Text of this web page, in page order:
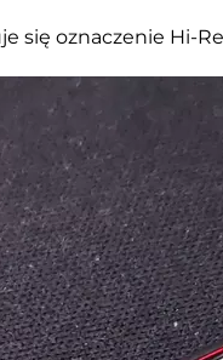
się oznaczenie Hi-